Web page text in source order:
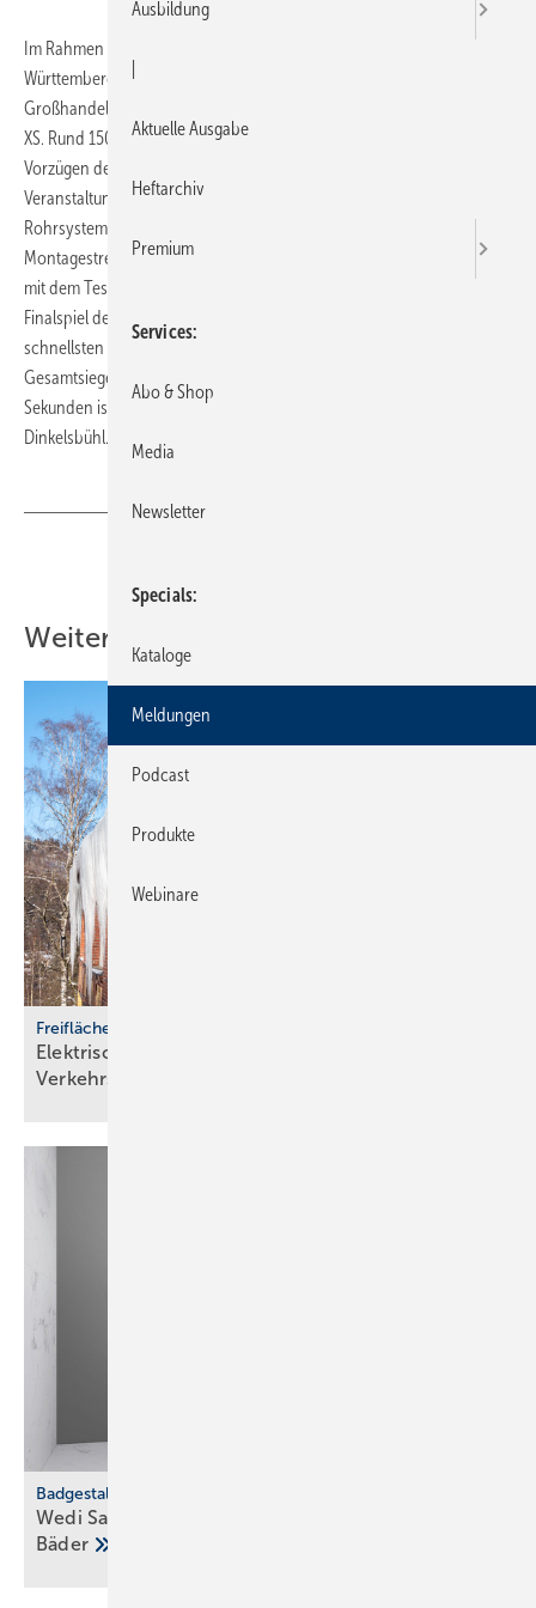
Im Rahmen von Kundenveranstaltungen in Bayern und Baden-
Württemberg präsentierte Poloplast gemeinsam mit
Großhandelspartner Reisser das Hausabflussrohrsystems Polo-KAL
XS. Rund 1500 Besucher konnten sich bei der Eventtour von den
Vorzügen des Hausabflussrohrsystems überzeugen. Highlight der
Veranstaltungen war ein Steckwettbewerb mit dem neuen
Rohrsystem. Es musste auf Zeit in einer vorgegebenen
Montagestrecke gesteckt werden. Tagespreis war ein Wochenende
mit dem Tesla Model S, Gesamtpreis waren zwei Tickets für das
Finalspiel der UEFA Champions League im Juni 2015 in Berlin – für den
schnellsten Verarbeiter. Der Gewinner des Hauptpreises und
Gesamtsieger aller Veranstaltungen mit einer Steckzeit von nur 40,3
Sekunden ist Herbert Engelhard von Sanitärtechnik Engelhard aus
Dinkelsbühl.
Weitere Inhalte
Freiflächenheizungen
Elektrische Heizsysteme unter­stützen bei
Ver­kehrs­siche­rungs­pflicht
Badgestaltung
Wedi Sanwell XS: Dusch­wand­mo­dul für klei­ne
Bä­der
Ausbildung
Aktuelle Ausgabe
Heftarchiv
Premium
Services
Abo & Shop
Media
Newsletter
Specials
Kataloge
Meldungen
Podcast
Produkte
Webinare